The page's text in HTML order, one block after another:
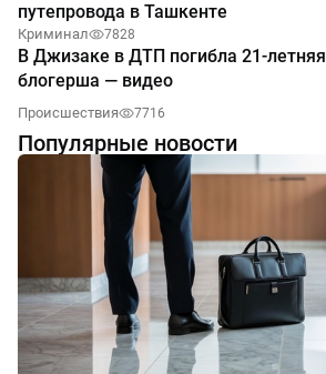
путепровода в Ташкенте
Криминал 7828
В Джизаке в ДТП погибла 21-летняя
блогерша — видео
Происшествия 7716
Популярные новости